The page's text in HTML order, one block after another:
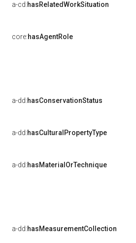
a-cd:hasRelatedWorkSituation
core:hasAgentRole
a-dd:hasConservationStatus
a-dd:hasCulturalPropertyType
a-dd:hasMaterialOrTechnique
a-dd:hasMeasurementCollection